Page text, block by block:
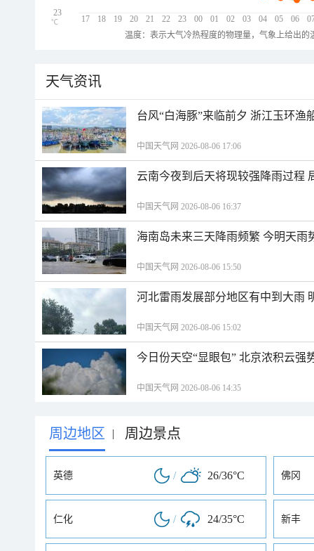
17 18 19 20 21 22 23 00 01 02 03 04 05 06
23
℃
温度：表示大气冷热程度的物理量，气象上给出
天气资讯
台风“白海豚”来临前夕 浙江玉环渔
中国天气网 2026-08-06 17:06
云南今夜到后天将现较强降雨过程
中国天气网 2026-08-06 16:37
海南岛未来三天降雨频繁 今明天雨
中国天气网 2026-08-06 15:50
河北雷雨发展部分地区有中到大雨
中国天气网 2026-08-06 15:02
今日份天空“显眼包” 北京浓积云强
中国天气网 2026-08-06 14:35
周边地区 | 周边景点
英德 / 26/36°C 佛冈
仁化 / 24/35°C 新丰